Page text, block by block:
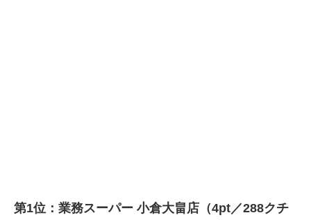
第1位：業務スーパー 小倉大畠店（4pt／288クチ